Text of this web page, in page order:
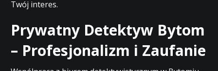
Twój interes.
Prywatny Detektyw Bytom
– Profesjonalizm i Zaufanie